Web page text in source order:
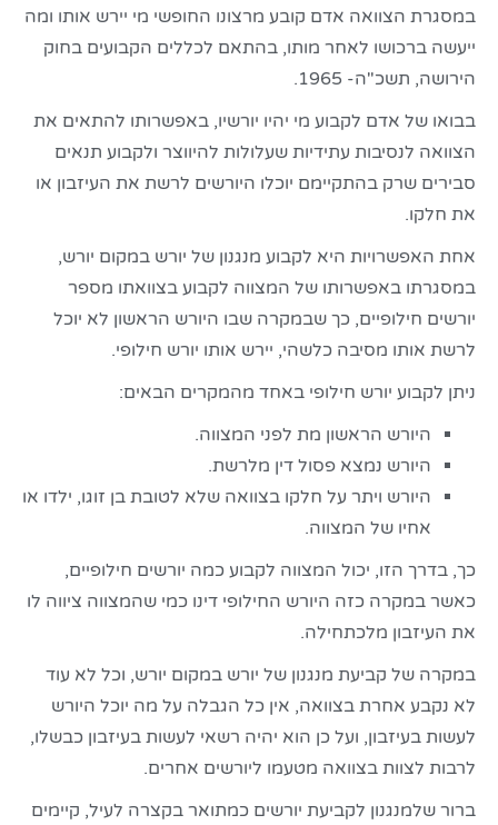
במסגרת הצוואה אדם קובע מרצונו החופשי מי יירש אותו ומה
ייעשה ברכושו לאחר מותו, בהתאם לכללים הקבועים בחוק
הירושה, תשכ"ה- 1965.
בבואו של אדם לקבוע מי יהיו יורשיו, באפשרותו להתאים את
הצוואה לנסיבות עתידיות שעלולות להיווצר ולקבוע תנאים
סבירים שרק בהתקיימם יוכלו היורשים לרשת את העיזבון או
את חלקו.
אחת האפשרויות היא לקבוע מנגנון של יורש במקום יורש,
במסגרתו באפשרותו של המצווה לקבוע בצוואתו מספר
יורשים חילופיים, כך שבמקרה שבו היורש הראשון לא יוכל
לרשת אותו מסיבה כלשהי, יירש אותו יורש חילופי.
ניתן לקבוע יורש חילופי באחד מהמקרים הבאים:
היורש הראשון מת לפני המצווה.
היורש נמצא פסול דין מלרשת.
היורש ויתר על חלקו בצוואה שלא לטובת בן זוגו, ילדו או
אחיו של המצווה.
כך, בדרך הזו, יכול המצווה לקבוע כמה יורשים חילופיים,
כאשר במקרה כזה היורש החילופי דינו כמי שהמצווה ציווה לו
את העיזבון מלכתחילה.
במקרה של קביעת מנגנון של יורש במקום יורש, וכל לא עוד
לא נקבע אחרת בצוואה, אין כל הגבלה על מה יוכל היורש
לעשות בעיזבון, ועל כן הוא יהיה רשאי לעשות בעיזבון כבשלו,
לרבות לצוות בצוואה מטעמו ליורשים אחרים.
ברור שלמנגנון לקביעת יורשים כמתואר בקצרה לעיל, קיימים